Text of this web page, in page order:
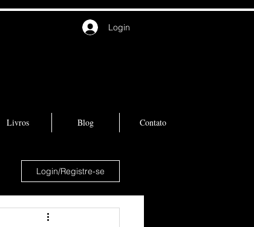
Login
Livros Blog Contato
Login/Registre-se